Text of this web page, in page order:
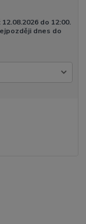
do 12:00.
dnes do